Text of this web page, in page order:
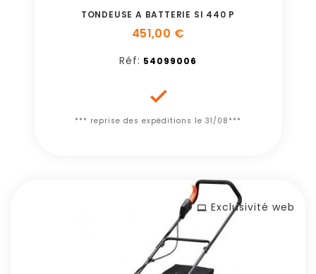
TONDEUSE A BATTERIE SI 440 P
451,00 €
Réf: 54099006

*** reprise des expéditions le 31/08***
Exclusivité web